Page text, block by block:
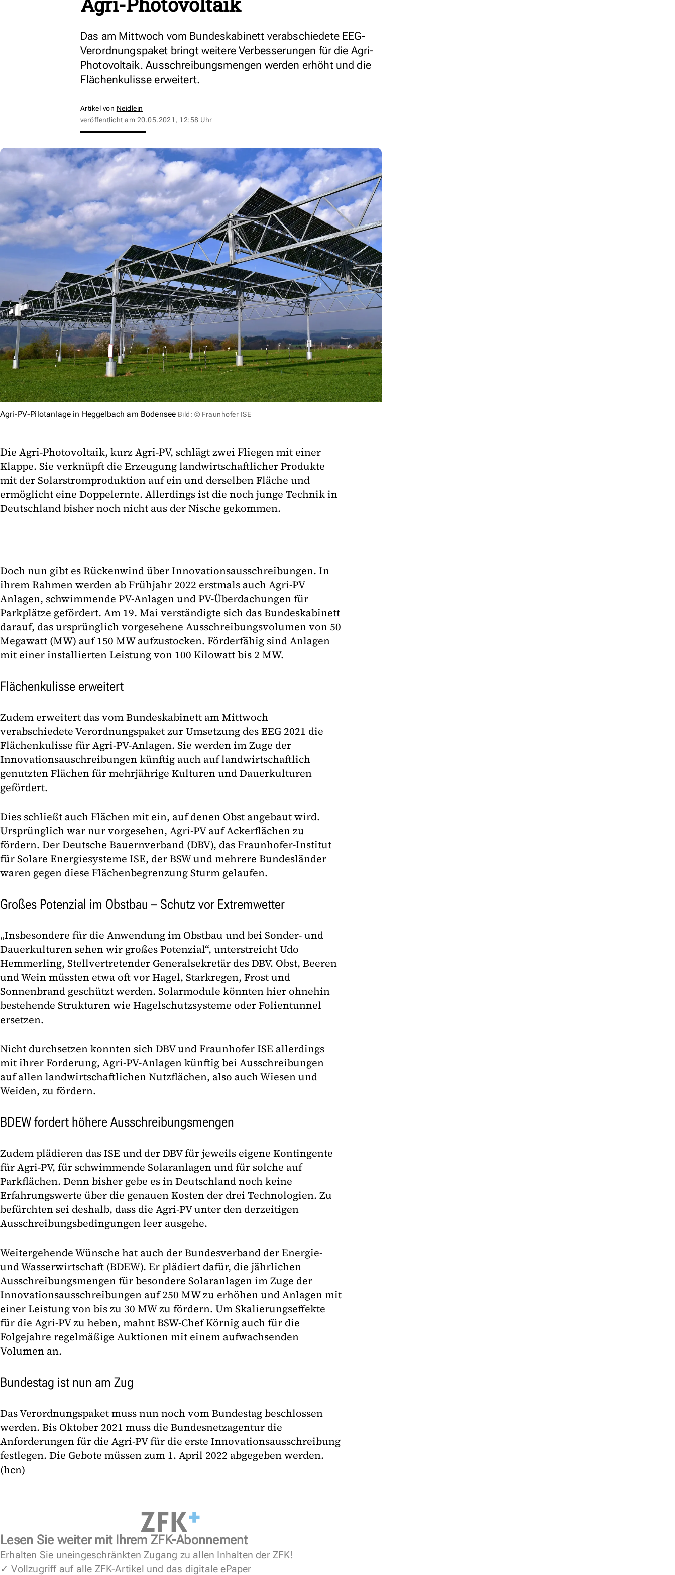
Das am Mittwoch vom Bundeskabinett verabschiedete EEG-
Verordnungspaket bringt weitere Verbesserungen für die Agri-
Photovoltaik. Ausschreibungsmengen werden erhöht und die
Flächenkulisse erweitert.
Artikel von Neidlein
veröffentlicht am 20.05.2021, 12:58 Uhr
Agri-PV-Pilotanlage in Heggelbach am Bodensee Bild: © Fraunhofer ISE
Die Agri-Photovoltaik, kurz Agri-PV, schlägt zwei Fliegen mit einer
Klappe. Sie verknüpft die Erzeugung landwirtschaftlicher Produkte
mit der Solarstromproduktion auf ein und derselben Fläche und
ermöglicht eine Doppelernte. Allerdings ist die noch junge Technik in
Deutschland bisher noch nicht aus der Nische gekommen.
Doch nun gibt es Rückenwind über Innovationsausschreibungen. In
ihrem Rahmen werden ab Frühjahr 2022 erstmals auch Agri-PV
Anlagen, schwimmende PV-Anlagen und PV-Überdachungen für
Parkplätze gefördert. Am 19. Mai verständigte sich das Bundeskabinett
darauf, das ursprünglich vorgesehene Ausschreibungsvolumen von 50
Megawatt (MW) auf 150 MW aufzustocken. Förderfähig sind Anlagen
mit einer installierten Leistung von 100 Kilowatt bis 2 MW.
Flächenkulisse erweitert
Zudem erweitert das vom Bundeskabinett am Mittwoch
verabschiedete Verordnungspaket zur Umsetzung des EEG 2021 die
Flächenkulisse für Agri-PV-Anlagen. Sie werden im Zuge der
Innovationsauschreibungen künftig auch auf landwirtschaftlich
genutzten Flächen für mehrjährige Kulturen und Dauerkulturen
gefördert.
Dies schließt auch Flächen mit ein, auf denen Obst angebaut wird.
Ursprünglich war nur vorgesehen, Agri-PV auf Ackerflächen zu
fördern. Der Deutsche Bauernverband (DBV), das Fraunhofer-Institut
für Solare Energiesysteme ISE, der BSW und mehrere Bundesländer
waren gegen diese Flächenbegrenzung Sturm gelaufen.
Großes Potenzial im Obstbau – Schutz vor Extremwetter
„Insbesondere für die Anwendung im Obstbau und bei Sonder- und
Dauerkulturen sehen wir großes Potenzial“, unterstreicht Udo
Hemmerling, Stellvertretender Generalsekretär des DBV. Obst, Beeren
und Wein müssten etwa oft vor Hagel, Starkregen, Frost und
Sonnenbrand geschützt werden. Solarmodule könnten hier ohnehin
bestehende Strukturen wie Hagelschutzsysteme oder Folientunnel
ersetzen.
Nicht durchsetzen konnten sich DBV und Fraunhofer ISE allerdings
mit ihrer Forderung, Agri-PV-Anlagen künftig bei Ausschreibungen
auf allen landwirtschaftlichen Nutzflächen, also auch Wiesen und
Weiden, zu fördern.
BDEW fordert höhere Ausschreibungsmengen
Zudem plädieren das ISE und der DBV für jeweils eigene Kontingente
für Agri-PV, für schwimmende Solaranlagen und für solche auf
Parkflächen. Denn bisher gebe es in Deutschland noch keine
Erfahrungswerte über die genauen Kosten der drei Technologien. Zu
befürchten sei deshalb, dass die Agri-PV unter den derzeitigen
Ausschreibungsbedingungen leer ausgehe.
Weitergehende Wünsche hat auch der Bundesverband der Energie-
und Wasserwirtschaft (BDEW). Er plädiert dafür, die jährlichen
Ausschreibungsmengen für besondere Solaranlagen im Zuge der
Innovationsausschreibungen auf 250 MW zu erhöhen und Anlagen mit
einer Leistung von bis zu 30 MW zu fördern. Um Skalierungseffekte
für die Agri-PV zu heben, mahnt BSW-Chef Körnig auch für die
Folgejahre regelmäßige Auktionen mit einem aufwachsenden
Volumen an.
Bundestag ist nun am Zug
Das Verordnungspaket muss nun noch vom Bundestag beschlossen
werden. Bis Oktober 2021 muss die Bundesnetzagentur die
Anforderungen für die Agri-PV für die erste Innovationsausschreibung
festlegen. Die Gebote müssen zum 1. April 2022 abgegeben werden.
(hcn)
Lesen Sie weiter mit Ihrem ZFK-Abonnement
Erhalten Sie uneingeschränkten Zugang zu allen Inhalten der ZFK!
✓ Vollzugriff auf alle ZFK-Artikel und das digitale ePaper